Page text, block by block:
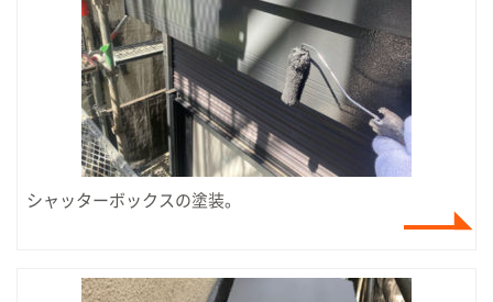
シャッターボックスの塗装。